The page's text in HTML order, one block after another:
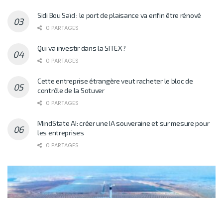
Sidi Bou Saïd : le port de plaisance va enfin être rénové
0 PARTAGES
Qui va investir dans la SITEX?
0 PARTAGES
Cette entreprise étrangère veut racheter le bloc de
contrôle de la Sotuver
0 PARTAGES
MindState AI: créer une IA souveraine et sur mesure pour
les entreprises
0 PARTAGES